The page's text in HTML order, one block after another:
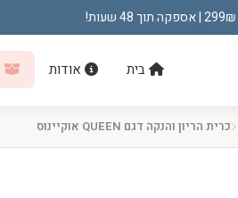
בית אודות
כרית הריון והנקה דגם QUEEN אוקיינוס